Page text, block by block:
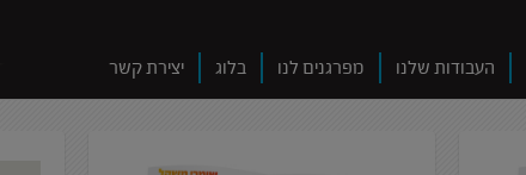
העבודות שלנו מפרגנים לנו בלוג יצירת קשר